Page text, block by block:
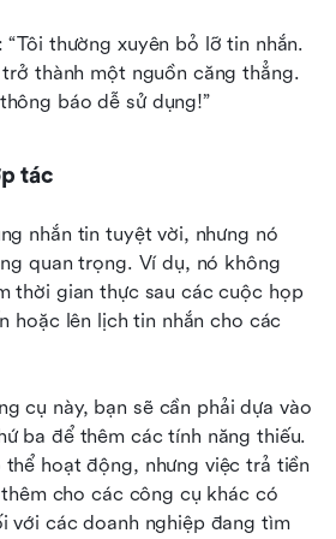
thường xuyên bỏ lỡ tin nhắn.
thành một nguồn căng thẳng.
báo dễ sử dụng!”
tác
nhắn tin tuyệt vời, nhưng nó
quan trọng. Ví dụ, nó không
thời gian thực sau các cuộc họp
hoặc lên lịch tin nhắn cho các
cụ này, bạn sẽ cần phải dựa vào
ba để thêm các tính năng thiếu.
hoạt động, nhưng việc trả tiền
cho các công cụ khác có
với các doanh nghiệp đang tìm